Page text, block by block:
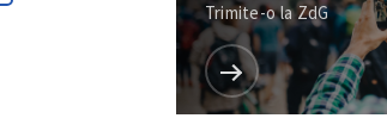
Trimite-o la ZdG